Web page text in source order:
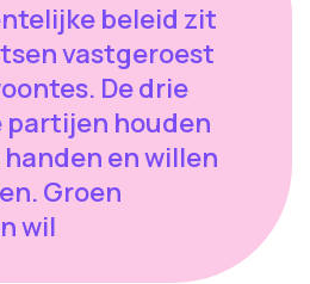
beleid zit
vastgeroest
De drie
houden
en willen
Groen
wil